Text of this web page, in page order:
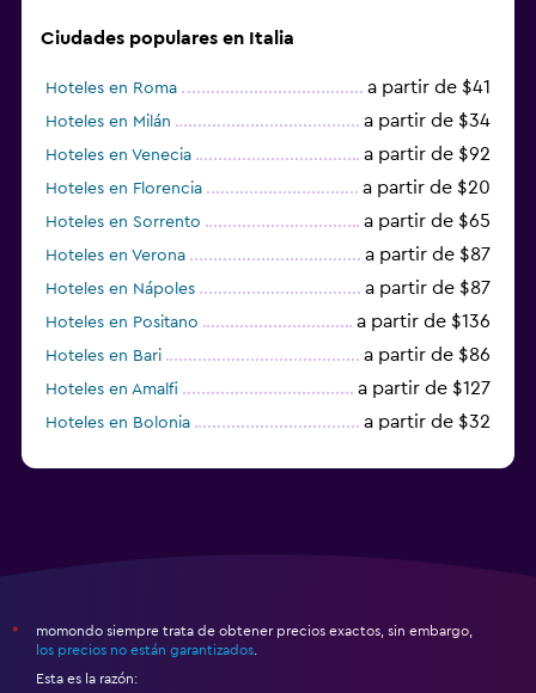
Ciudades populares en Italia
Hoteles en Roma a partir de $41
Hoteles en Milán a partir de $34
Hoteles en Venecia a partir de $92
Hoteles en Florencia a partir de $20
Hoteles en Sorrento a partir de $65
Hoteles en Verona a partir de $87
Hoteles en Nápoles a partir de $87
Hoteles en Positano a partir de $136
Hoteles en Bari a partir de $86
Hoteles en Amalfi a partir de $127
Hoteles en Bolonia a partir de $32
*
momondo siempre trata de obtener precios exactos, sin embargo,
los precios no están garantizados
Esta es la razón: